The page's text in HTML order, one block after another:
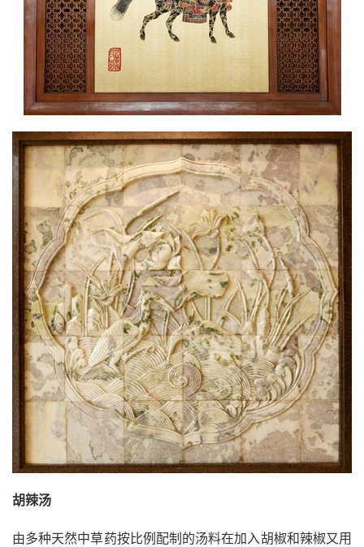
胡辣汤
由多种天然中草药按比例配制的汤料在加入胡椒和辣椒又用